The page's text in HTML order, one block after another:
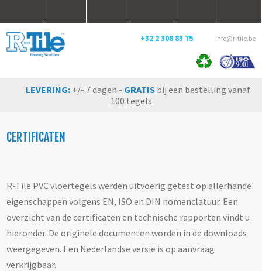
+32 2 308 83 75 info@r-tile.be
LEVERING: +/- 7 dagen - GRATISbij een bestelling vanaf
100 tegels
CERTIFICATEN
R-Tile PVC vloertegels werden uitvoerig getest op allerhande
eigenschappen volgens EN, ISO en DIN nomenclatuur. Een
overzicht van de certificaten en technische rapporten vindt u
hieronder. De originele documenten worden in de downloads
weergegeven. Een Nederlandse versie is op aanvraag
verkrijgbaar.